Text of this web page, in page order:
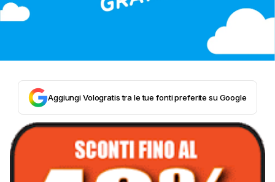
Aggiungi Vologratis tra le tue fonti preferite su Google